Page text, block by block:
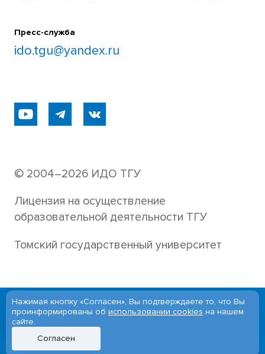
Пресс-служба
ido.tgu@yandex.ru
© 2004–2026 ИДО ТГУ
Лицензия на осуществление
образовательной деятельности ТГУ
Томский государственный университет
Версия для слабовидящих
English version
Нажимая кнопку «Согласен», Вы подтверждаете то, что Вы
проинформированы об использовании cookies на нашем
сайте.
Согласен